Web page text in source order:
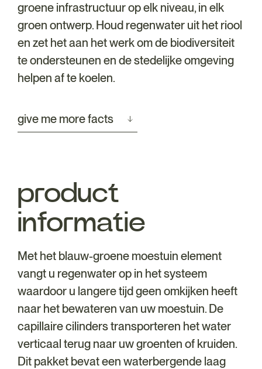
groene infrastructuur op elk niveau, in elk
groen ontwerp. Houd regenwater uit het riool
en zet het aan het werk om de biodiversiteit
te ondersteunen en de stedelijke omgeving
helpen af te koelen.
give me more facts
product
informatie
Met het blauw-groene moestuin element
vangt u regenwater op in het systeem
waardoor u langere tijd geen omkijken heeft
naar het bewateren van uw moestuin. De
capillaire cilinders transporteren het water
verticaal terug naar uw groenten of kruiden.
Dit pakket bevat een waterbergende laag